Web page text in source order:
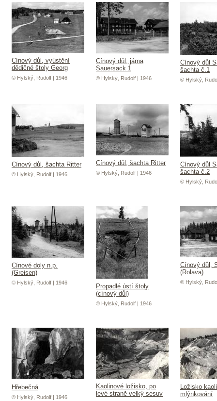
Cínový důl, vyústění
dědičné štoly Georg
© Hylský, Rudolf | 1946
Cínový důl, jáma
Sauersack 1
© Hylský, Rudolf | 1946
Cínový důl
šachta č.1
© Hylský,
Cínový důl, šachta Ritter
© Hylský, Rudolf | 1946
Cínový důl, šachta Ritter
© Hylský, Rudolf | 1946
Cínový důl
šachta č.2
© Hylský,
Cínové doly n.p.
(Greisen)
© Hylský, Rudolf | 1946
Propadlé ústí štoly
(cínový důl)
© Hylský, Rudolf | 1946
Cínový důl,
(Rolava)
© Hylský,
Hřebečná
© Hylský, Rudolf | 1946
Kaolinové ložisko, po
levé straně velký sesuv
Ložisko
mlýnkování